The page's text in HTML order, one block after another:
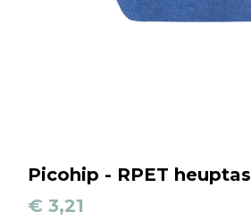
Picohip - RPET heuptas
€ 3,21